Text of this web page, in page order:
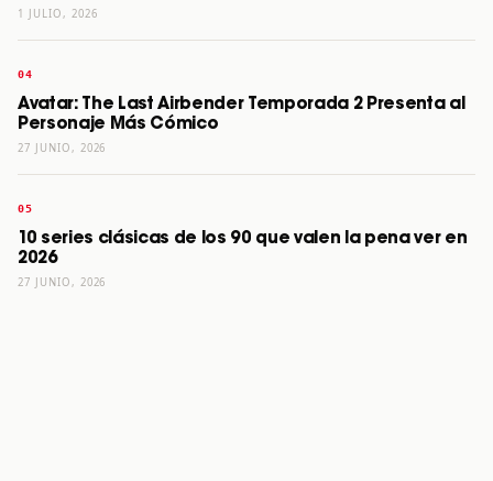
1 JULIO, 2026
Avatar: The Last Airbender Temporada 2 Presenta al
Personaje Más Cómico
27 JUNIO, 2026
10 series clásicas de los 90 que valen la pena ver en
2026
27 JUNIO, 2026